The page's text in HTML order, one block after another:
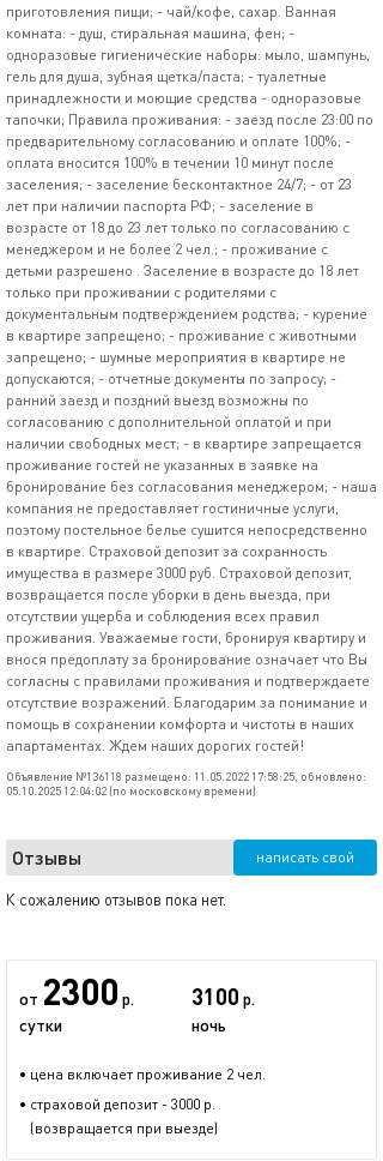
приготовления пищи; - чай/кофе, сахар. Ванная
комната: - душ, стиральная машина, фен; -
одноразовые гигиенические наборы: мыло, шампунь,
гель для душа, зубная щетка/паста; - туалетные
принадлежности и моющие средства - одноразовые
тапочки; Правила проживания: - заезд после 23:00 по
предварительному согласованию и оплате 100%; -
оплата вносится 100% в течении 10 минут после
заселения; - заселение бесконтактное 24/7; - от 23
лет при наличии паспорта РФ; - заселение в
возрасте от 18 до 23 лет только по согласованию с
менеджером и не более 2 чел.; - проживание с
детьми разрешено . Заселение в возрасте до 18 лет
только при проживании с родителями с
документальным подтверждением родства; - курение
в квартире запрещено; - проживание с животными
запрещено; - шумные мероприятия в квартире не
допускаются; - отчетные документы по запросу; -
ранний заезд и поздний выезд возможны по
согласованию с дополнительной оплатой и при
наличии свободных мест; - в квартире запрещается
проживание гостей не указанных в заявке на
бронирование без согласования менеджером; - наша
компания не предоставляет гостиничные услуги,
поэтому постельное белье сушится непосредственно
в квартире. Страховой депозит за сохранность
имущества в размере 3000 руб. Страховой депозит,
возвращается после уборки в день выезда, при
отсутствии ущерба и соблюдения всех правил
проживания. Уважаемые гости, бронируя квартиру и
внося предоплату за бронирование означает что Вы
согласны с правилами проживания и подтверждаете
отсутствие возражений. Благодарим за понимание и
помощь в сохранении комфорта и чистоты в наших
апартаментах. Ждем наших дорогих гостей!
Объявление №136118 размещено: 11.05.2022 17:58:25, обновлено:
05.10.2025 12:04:02 (по московскому времени)
Отзывы написать свой
К сожалению отзывов пока нет.
от 2300 р.
сутки
3100 р.
ночь
• цена включает проживание 2 чел.
• страховой депозит - 3000 р.
(возвращается при выезде)